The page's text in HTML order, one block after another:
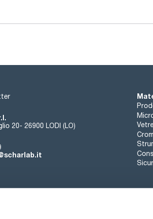
con supporti per tubi non inclusi, devono
20- 26900 LODI (LO)